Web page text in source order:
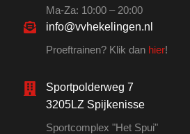
Ma-Za: 10:00 – 20:00
info@vvhekelingen.nl
Proeftrainen? Klik dan hier!
Sportpolderweg 7
3205LZ Spijkenisse
Sportcomplex "Het Spui"